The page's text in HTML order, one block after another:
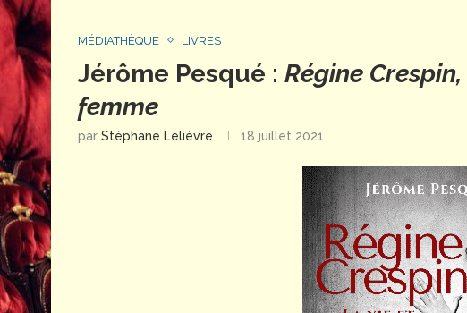
MÉDIATHÈQUE LIVRES
Jérôme Pesqué : Régine
femme
par Stéphane Lelièvre 18 juillet 2021